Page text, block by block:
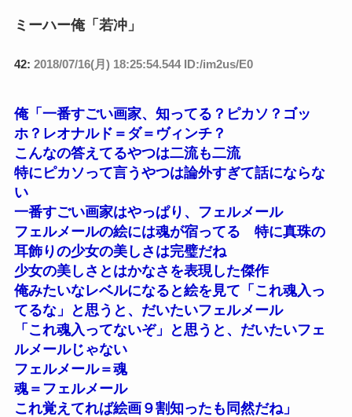
ミーハー俺「若冲」
42: 2018/07/16(月) 18:25:54.544 ID:/im2us/E0
俺「一番すごい画家、知ってる？ピカソ？ゴッ
ホ？レオナルド＝ダ＝ヴィンチ？
こんなの答えてるやつは二流も二流
特にピカソって言うやつは論外すぎて話にならな
い
一番すごい画家はやっぱり、フェルメール
フェルメールの絵には魂が宿ってる 特に真珠の
耳飾りの少女の美しさは完璧だね
少女の美しさとはかなさを表現した傑作
俺みたいなレベルになると絵を見て「これ魂入っ
てるな」と思うと、だいたいフェルメール
「これ魂入ってないぞ」と思うと、だいたいフェ
ルメールじゃない
フェルメール＝魂
魂＝フェルメール
これ覚えてれば絵画９割知ったも同然だね」